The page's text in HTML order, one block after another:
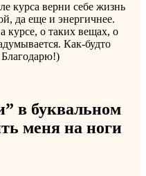
курса верни себе жизнь
да еще и энергичнее.
курсе, о таких вещах, о
Как-будто
Благодарю!)
в буквальном
меня на ноги